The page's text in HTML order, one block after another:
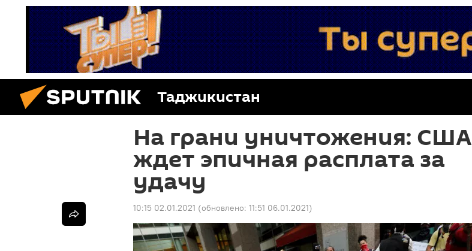
Таджикистан
На грани уничтожения: США
ждет эпичная расплата за
удачу
10:15 02.01.2021 (обновлено: 11:51 06.01.2021)